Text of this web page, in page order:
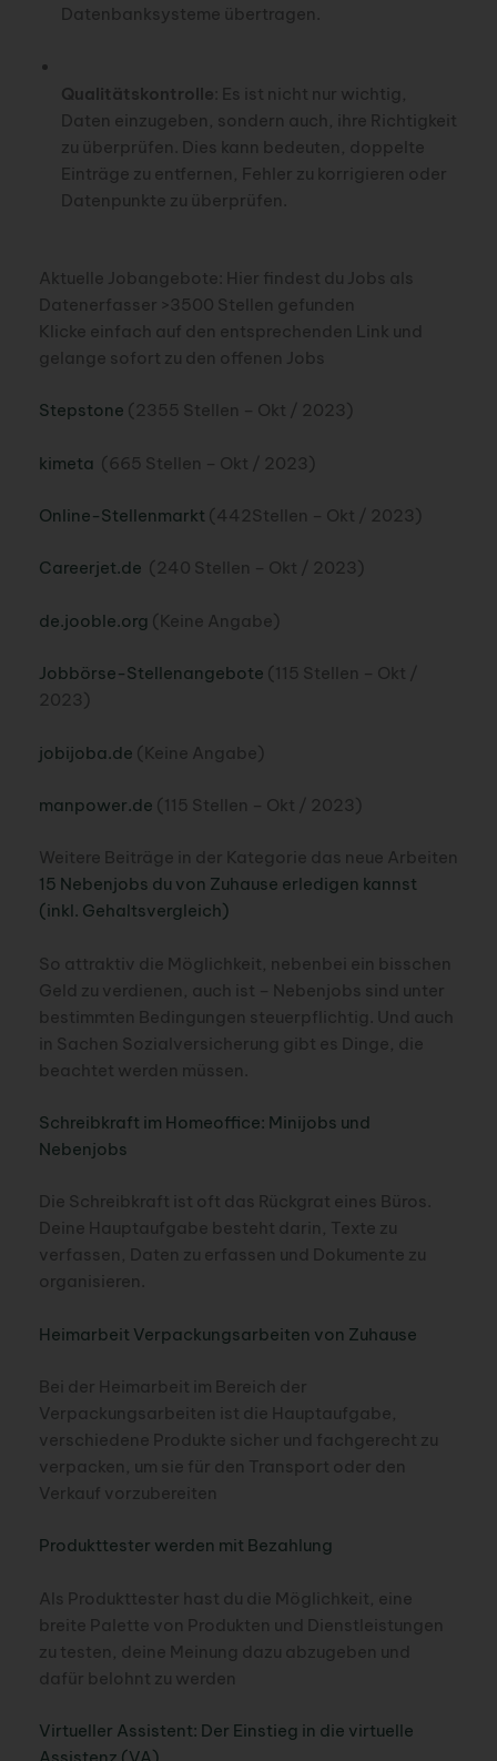
Datenbanksysteme übertragen.
Qualitätskontrolle : Es ist nicht nur wichtig,
Daten einzugeben, sondern auch, ihre Richtigkeit
zu überprüfen. Dies kann bedeuten, doppelte
Einträge zu entfernen, Fehler zu korrigieren oder
Datenpunkte zu überprüfen.
Aktuelle Jobangebote: Hier findest du Jobs als
Datenerfasser >3500 Stellen gefunden
Klicke einfach auf den entsprechenden Link und
gelange sofort zu den offenen Jobs
Stepstone (2355 Stellen – Okt / 2023)
kimeta (665 Stellen – Okt / 2023)
Online-Stellenmarkt (442Stellen – Okt / 2023)
Careerjet.de (240 Stellen – Okt / 2023)
de.jooble.org (Keine Angabe)
Jobbörse-Stellenangebote (115 Stellen – Okt /
2023)
jobijoba.de (Keine Angabe)
manpower.de (115 Stellen – Okt / 2023)
Weitere Beiträge in der Kategorie das neue Arbeiten​
15 Nebenjobs du von Zuhause erledigen kannst
(inkl. Gehaltsvergleich)
So attraktiv die Möglichkeit, nebenbei ein bisschen
Geld zu verdienen, auch ist – Nebenjobs sind unter
bestimmten Bedingungen steuerpflichtig. Und auch
in Sachen Sozialversicherung gibt es Dinge, die
beachtet werden müssen.
Schreibkraft im Homeoffice: Minijobs und
Nebenjobs
Die Schreibkraft ist oft das Rückgrat eines Büros.
Deine Hauptaufgabe besteht darin, Texte zu
verfassen, Daten zu erfassen und Dokumente zu
organisieren.
Heimarbeit Verpackungsarbeiten von Zuhause
Bei der Heimarbeit im Bereich der
Verpackungsarbeiten ist die Hauptaufgabe,
verschiedene Produkte sicher und fachgerecht zu
verpacken, um sie für den Transport oder den
Verkauf vorzubereiten
Produkttester werden mit Bezahlung
Als Produkttester hast du die Möglichkeit, eine
breite Palette von Produkten und Dienstleistungen
zu testen, deine Meinung dazu abzugeben und
dafür belohnt zu werden
Virtueller Assistent: Der Einstieg in die virtuelle